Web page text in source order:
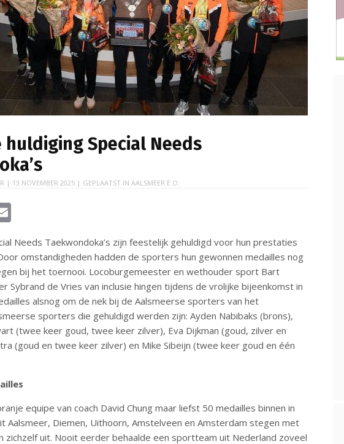
huldiging Special Needs
| 13 NOVEMBER 2025 | GEPLAATST INAALSMEER E.O.
ai
l
Needs Taekwondoka’s zijn feestelijk gehuldigd voor hun prestaties
omstandigheden hadden de sporters hun gewonnen medailles nog
bij het toernooi. Locoburgemeester en wethouder sport Bart
Sybrand de Vries van inclusie hingen tijdens de vrolijke bijeenkomst in
alsnog om de nek bij de Aalsmeerse sporters van het
sporters die gehuldigd werden zijn: Ayden Nabibaks (brons),
(twee keer goud, twee keer zilver), Eva Dijkman (goud, zilver en
(goud en twee keer zilver) en Mike Sibeijn (twee keer goud en één
equipe van coach David Chung maar liefst 50 medailles binnen in
Aalsmeer, Diemen, Uithoorn, Amstelveen en Amsterdam stegen met
zichzelf uit. Nooit eerder behaalde een sportteam uit Nederland zoveel